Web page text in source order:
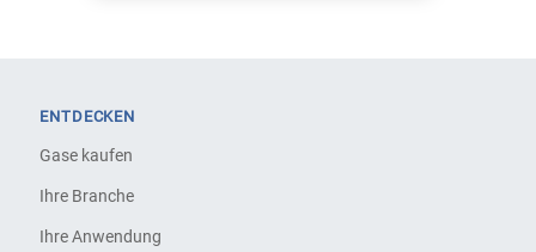
ENTDECKEN
Gase kaufen
Ihre Branche
Ihre Anwendung